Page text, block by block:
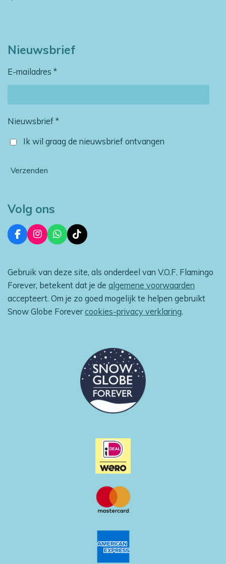
Nieuwsbrief
E-mailadres *
Nieuwsbrief *
Ik wil graag de nieuwsbrief ontvangen
Verzenden
Volg ons
F
a
b
o
k
I
n
a
g
r
a
m
W
h
s
A
p
T
i
o
k
Gebruik van deze site, als onderdeel van V.O.F. Flamingo
Forever, betekent dat je de algemene voorwaarden
accepteert. Om je zo goed mogelijk te helpen gebruikt
Snow Globe Forevercookies-privacy verklaring.